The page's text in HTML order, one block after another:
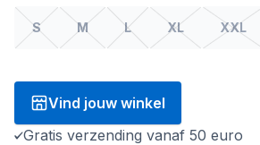
S M L XL XXL
Vind jouw winkel
Gratis verzending vanaf 50 euro